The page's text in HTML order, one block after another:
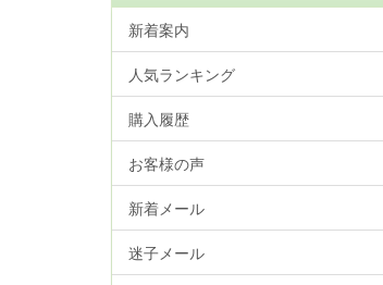
新着案内
人気ランキング
購入履歴
お客様の声
新着メール
迷子メール